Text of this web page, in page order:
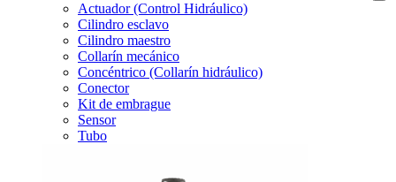
Actuador (Control Hidráulico)
Cilindro esclavo
Cilindro maestro
Collarín mecánico
Concéntrico (Collarín hidráulico)
Conector
Kit de embrague
Sensor
Tubo